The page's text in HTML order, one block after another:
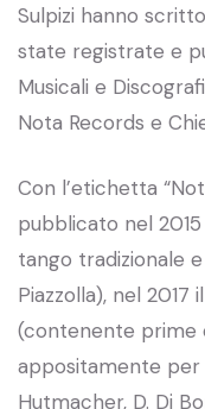
Sulpizi hanno
state registrate e
Musicali e
Nota Records e
Con l’etichetta
pubblicato nel
tango tradizionale
Piazzolla), nel 2017
(contenente prime
appositamente per
Hutmacher, D. Di